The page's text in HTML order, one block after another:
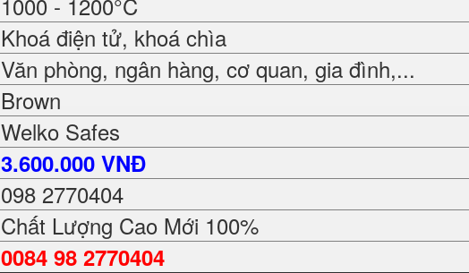
Khoá điện tử, khoá chìa
Văn phòng, ngân hàng, cơ quan, gia đình,...
Brown
Welko Safes
3.600.000 VNĐ
098 2770404
Chất Lượng Cao Mới 100%
0084 98 2770404